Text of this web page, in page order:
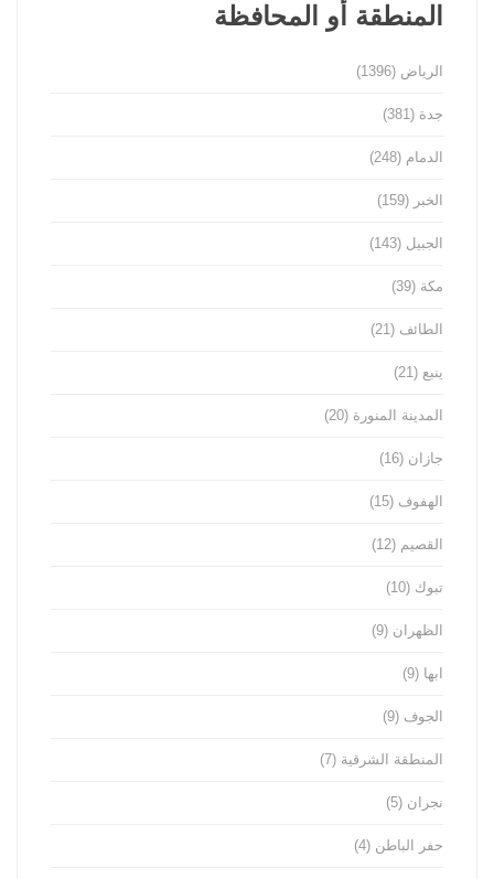
المنطقة أو المحافظة
الرياض (1396)
جدة (381)
الدمام (248)
الخبر (159)
الجبيل (143)
مكة (39)
الطائف (21)
ينبع (21)
المدينة المنورة (20)
جازان (16)
الهفوف (15)
القصيم (12)
تبوك (10)
الظهران (9)
ابها (9)
الجوف (9)
المنطقة الشرقية (7)
نجران (5)
حفر الباطن (4)